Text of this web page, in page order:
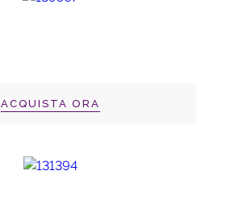
ACQUISTA ORA